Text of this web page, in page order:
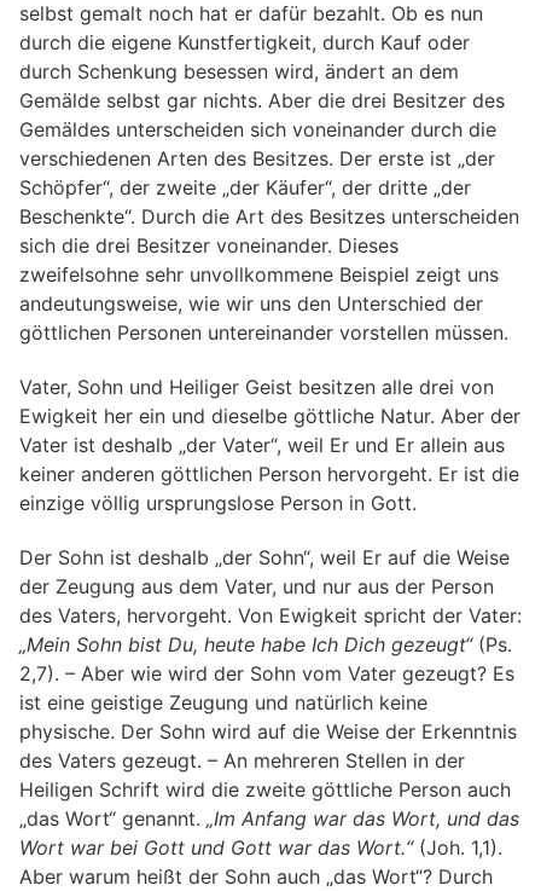
selbst gemalt noch hat er dafür bezahlt. Ob es nun
durch die eigene Kunstfertigkeit, durch Kauf oder
durch Schenkung besessen wird, ändert an dem
Gemälde selbst gar nichts. Aber die drei Besitzer des
Gemäldes unterscheiden sich voneinander durch die
verschiedenen Arten des Besitzes. Der erste ist „der
Schöpfer“, der zweite „der Käufer“, der dritte „der
Beschenkte“. Durch die Art des Besitzes unterscheiden
sich die drei Besitzer voneinander. Dieses
zweifelsohne sehr unvollkommene Beispiel zeigt uns
andeutungsweise, wie wir uns den Unterschied der
göttlichen Personen untereinander vorstellen müssen.
Vater, Sohn und Heiliger Geist besitzen alle drei von
Ewigkeit her ein und dieselbe göttliche Natur. Aber der
Vater ist deshalb „der Vater“, weil Er und Er allein aus
keiner anderen göttlichen Person hervorgeht. Er ist die
einzige völlig ursprungslose Person in Gott.
Der Sohn ist deshalb „der Sohn“, weil Er auf die Weise
der Zeugung aus dem Vater, und nur aus der Person
des Vaters, hervorgeht. Von Ewigkeit spricht der Vater:
„Mein Sohn bist Du, heute habe Ich Dich gezeugt“(Ps.
2,7). – Aber wie wird der Sohn vom Vater gezeugt? Es
ist eine geistige Zeugung und natürlich keine
physische. Der Sohn wird auf die Weise der Erkenntnis
des Vaters gezeugt. – An mehreren Stellen in der
Heiligen Schrift wird die zweite göttliche Person auch
„das Wort“ genannt. „Im Anfang war das Wort, und das
Wort war bei Gott und Gott war das Wort.“(Joh. 1,1).
Aber warum heißt der Sohn auch „das Wort“? Durch